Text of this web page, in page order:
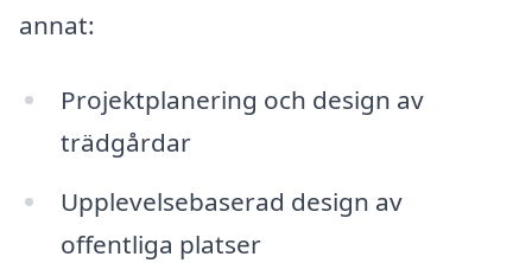
annat:
Projektplanering och design av
trädgårdar
Upplevelsebaserad design av
offentliga platser